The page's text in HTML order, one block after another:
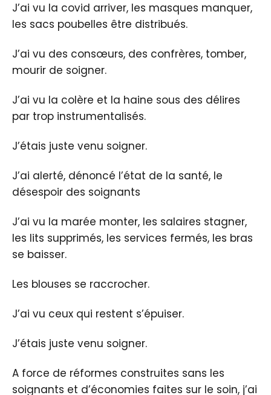
J’ai vu la covid arriver, les masques manquer,
les sacs poubelles être distribués.
J’ai vu des consœurs, des confrères, tomber,
mourir de soigner.
J’ai vu la colère et la haine sous des délires
par trop instrumentalisés.
J’étais juste venu soigner.
J’ai alerté, dénoncé l’état de la santé, le
désespoir des soignants
J’ai vu la marée monter, les salaires stagner,
les lits supprimés, les services fermés, les bras
se baisser.
Les blouses se raccrocher.
J’ai vu ceux qui restent s’épuiser.
J’étais juste venu soigner.
A force de réformes construites sans les
soignants et d’économies faites sur le soin, j’ai